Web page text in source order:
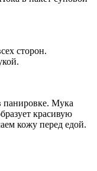
сторон.
панировке. Мука
красивую
кожу перед едой.